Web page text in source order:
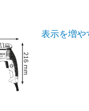
表示を増や